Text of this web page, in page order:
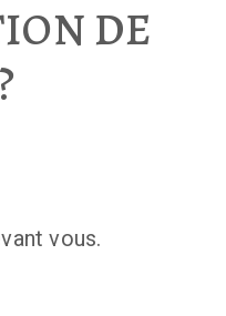
DE
vous.